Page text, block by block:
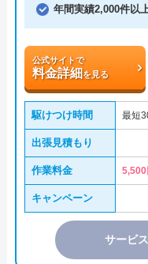
年間実績2,000件以
公式サイトで
料金詳細を見る
駆けつけ時間 最短
出張見積もり
作業料金 5,500
キャンペーン
サービ